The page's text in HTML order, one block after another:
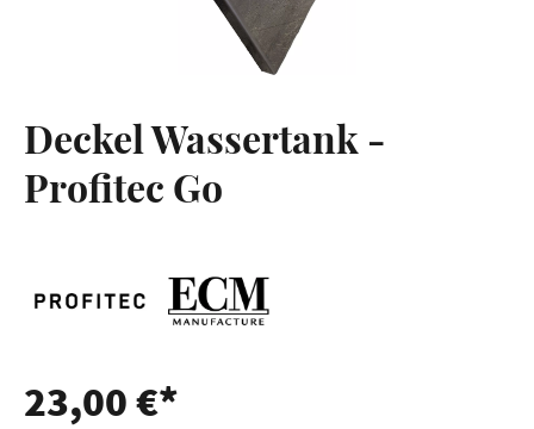
Deckel Wassertank -
Profitec Go
23,00 €*